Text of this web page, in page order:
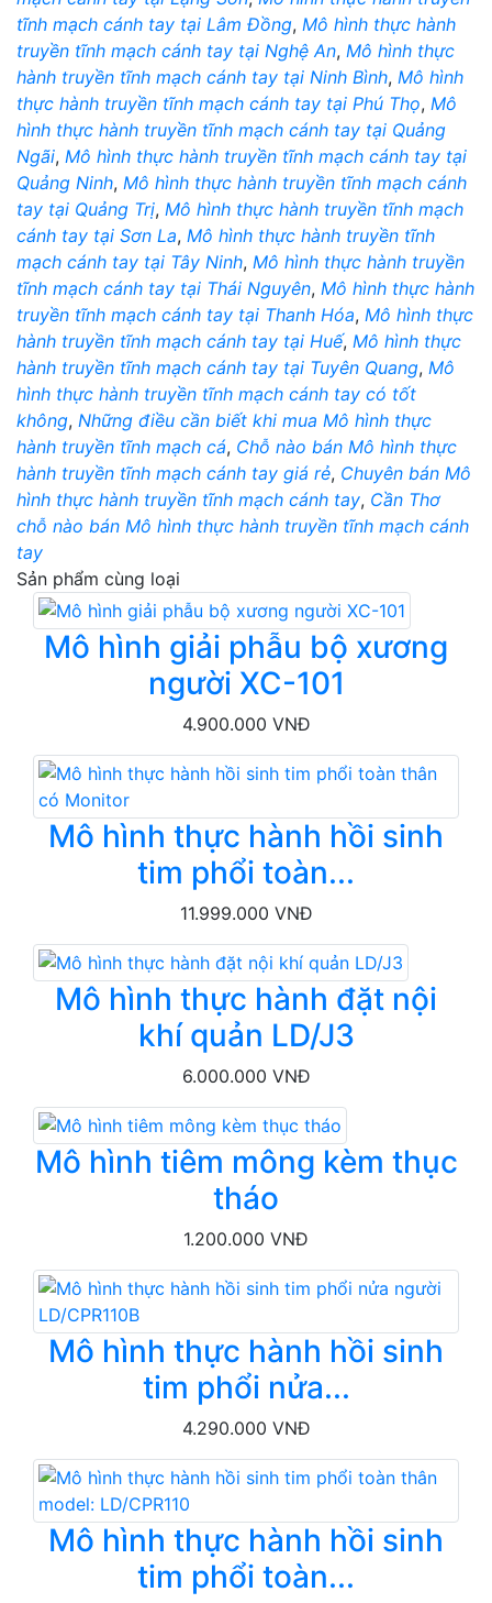
tĩnh mạch cánh tay tại Lâm Đồng, Mô hình thực hành
truyền tĩnh mạch cánh tay tại Nghệ An, Mô hình thực
hành truyền tĩnh mạch cánh tay tại Ninh Bình, Mô hình
thực hành truyền tĩnh mạch cánh tay tại Phú Thọ, Mô
hình thực hành truyền tĩnh mạch cánh tay tại Quảng
Ngãi, Mô hình thực hành truyền tĩnh mạch cánh tay tại
Quảng Ninh, Mô hình thực hành truyền tĩnh mạch cánh
tay tại Quảng Trị, Mô hình thực hành truyền tĩnh mạch
cánh tay tại Sơn La, Mô hình thực hành truyền tĩnh
mạch cánh tay tại Tây Ninh, Mô hình thực hành truyền
tĩnh mạch cánh tay tại Thái Nguyên, Mô hình thực hành
truyền tĩnh mạch cánh tay tại Thanh Hóa, Mô hình thực
hành truyền tĩnh mạch cánh tay tại Huế, Mô hình thực
hành truyền tĩnh mạch cánh tay tại Tuyên Quang, Mô
hình thực hành truyền tĩnh mạch cánh tay có tốt
không, Những điều cần biết khi mua Mô hình thực
hành truyền tĩnh mạch cá, Chỗ nào bán Mô hình thực
hành truyền tĩnh mạch cánh tay giá rẻ, Chuyên bán Mô
hình thực hành truyền tĩnh mạch cánh tay, Cần Thơ
chỗ nào bán Mô hình thực hành truyền tĩnh mạch cánh
tay
Sản phẩm cùng loại
Mô hình giải phẫu bộ xương
người XC-101
4.900.000 VNĐ
Mô hình thực hành hồi sinh
tim phổi toàn...
11.999.000 VNĐ
Mô hình thực hành đặt nội
khí quản LD/J3
6.000.000 VNĐ
Mô hình tiêm mông kèm thục
tháo
1.200.000 VNĐ
Mô hình thực hành hồi sinh
tim phổi nửa...
4.290.000 VNĐ
Mô hình thực hành hồi sinh
tim phổi toàn...